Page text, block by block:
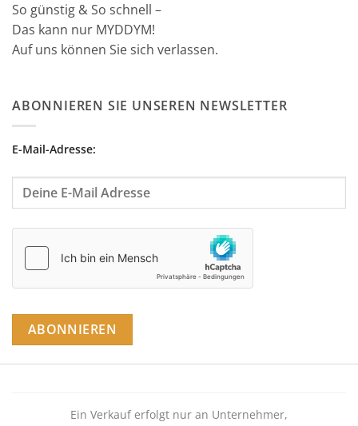
So günstig & So schnell –
Das kann nur MYDDYM!
Auf uns können Sie sich verlassen.
ABONNIEREN SIE UNSEREN NEWSLETTER
E-Mail-Adresse:
Ein Verkauf erfolgt nur an Unternehmer,